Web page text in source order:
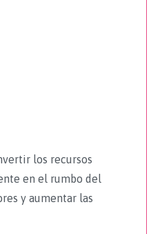
los recursos
en el rumbo del
y aumentar las